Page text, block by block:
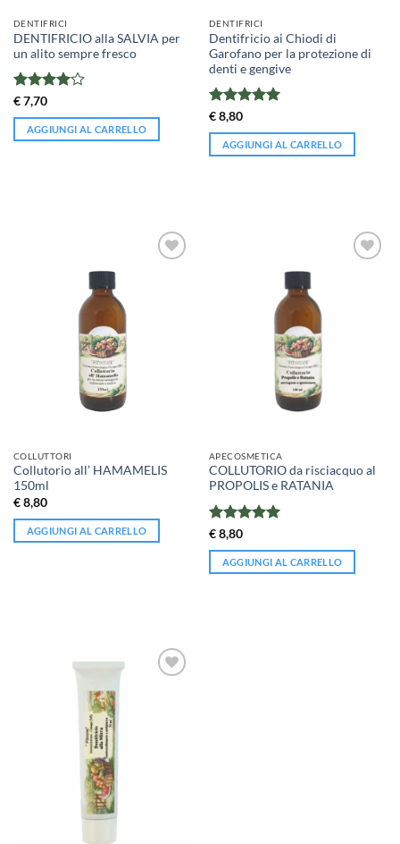
DENTIFRICI
DENTIFRICIO alla SALVIA per
un alito sempre fresco
Valutato
4su 5
€7,70
AGGIUNGI AL CARRELLO
DENTIFRICI
Dentifricio ai Chiodi di
Garofano per la protezione di
denti e gengive
Valutato
su 5
€8,80
AGGIUNGI AL CARRELLO
COLLUTTORI
Collutorio all’ HAMAMELIS
150ml
€8,80
AGGIUNGI AL CARRELLO
APECOSMETICA
COLLUTORIO da risciacquo al
PROPOLIS e RATANIA
Valutato
su 5
€8,80
AGGIUNGI AL CARRELLO